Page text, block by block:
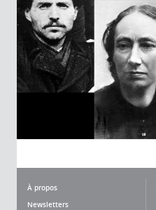
À propos
Newsletters